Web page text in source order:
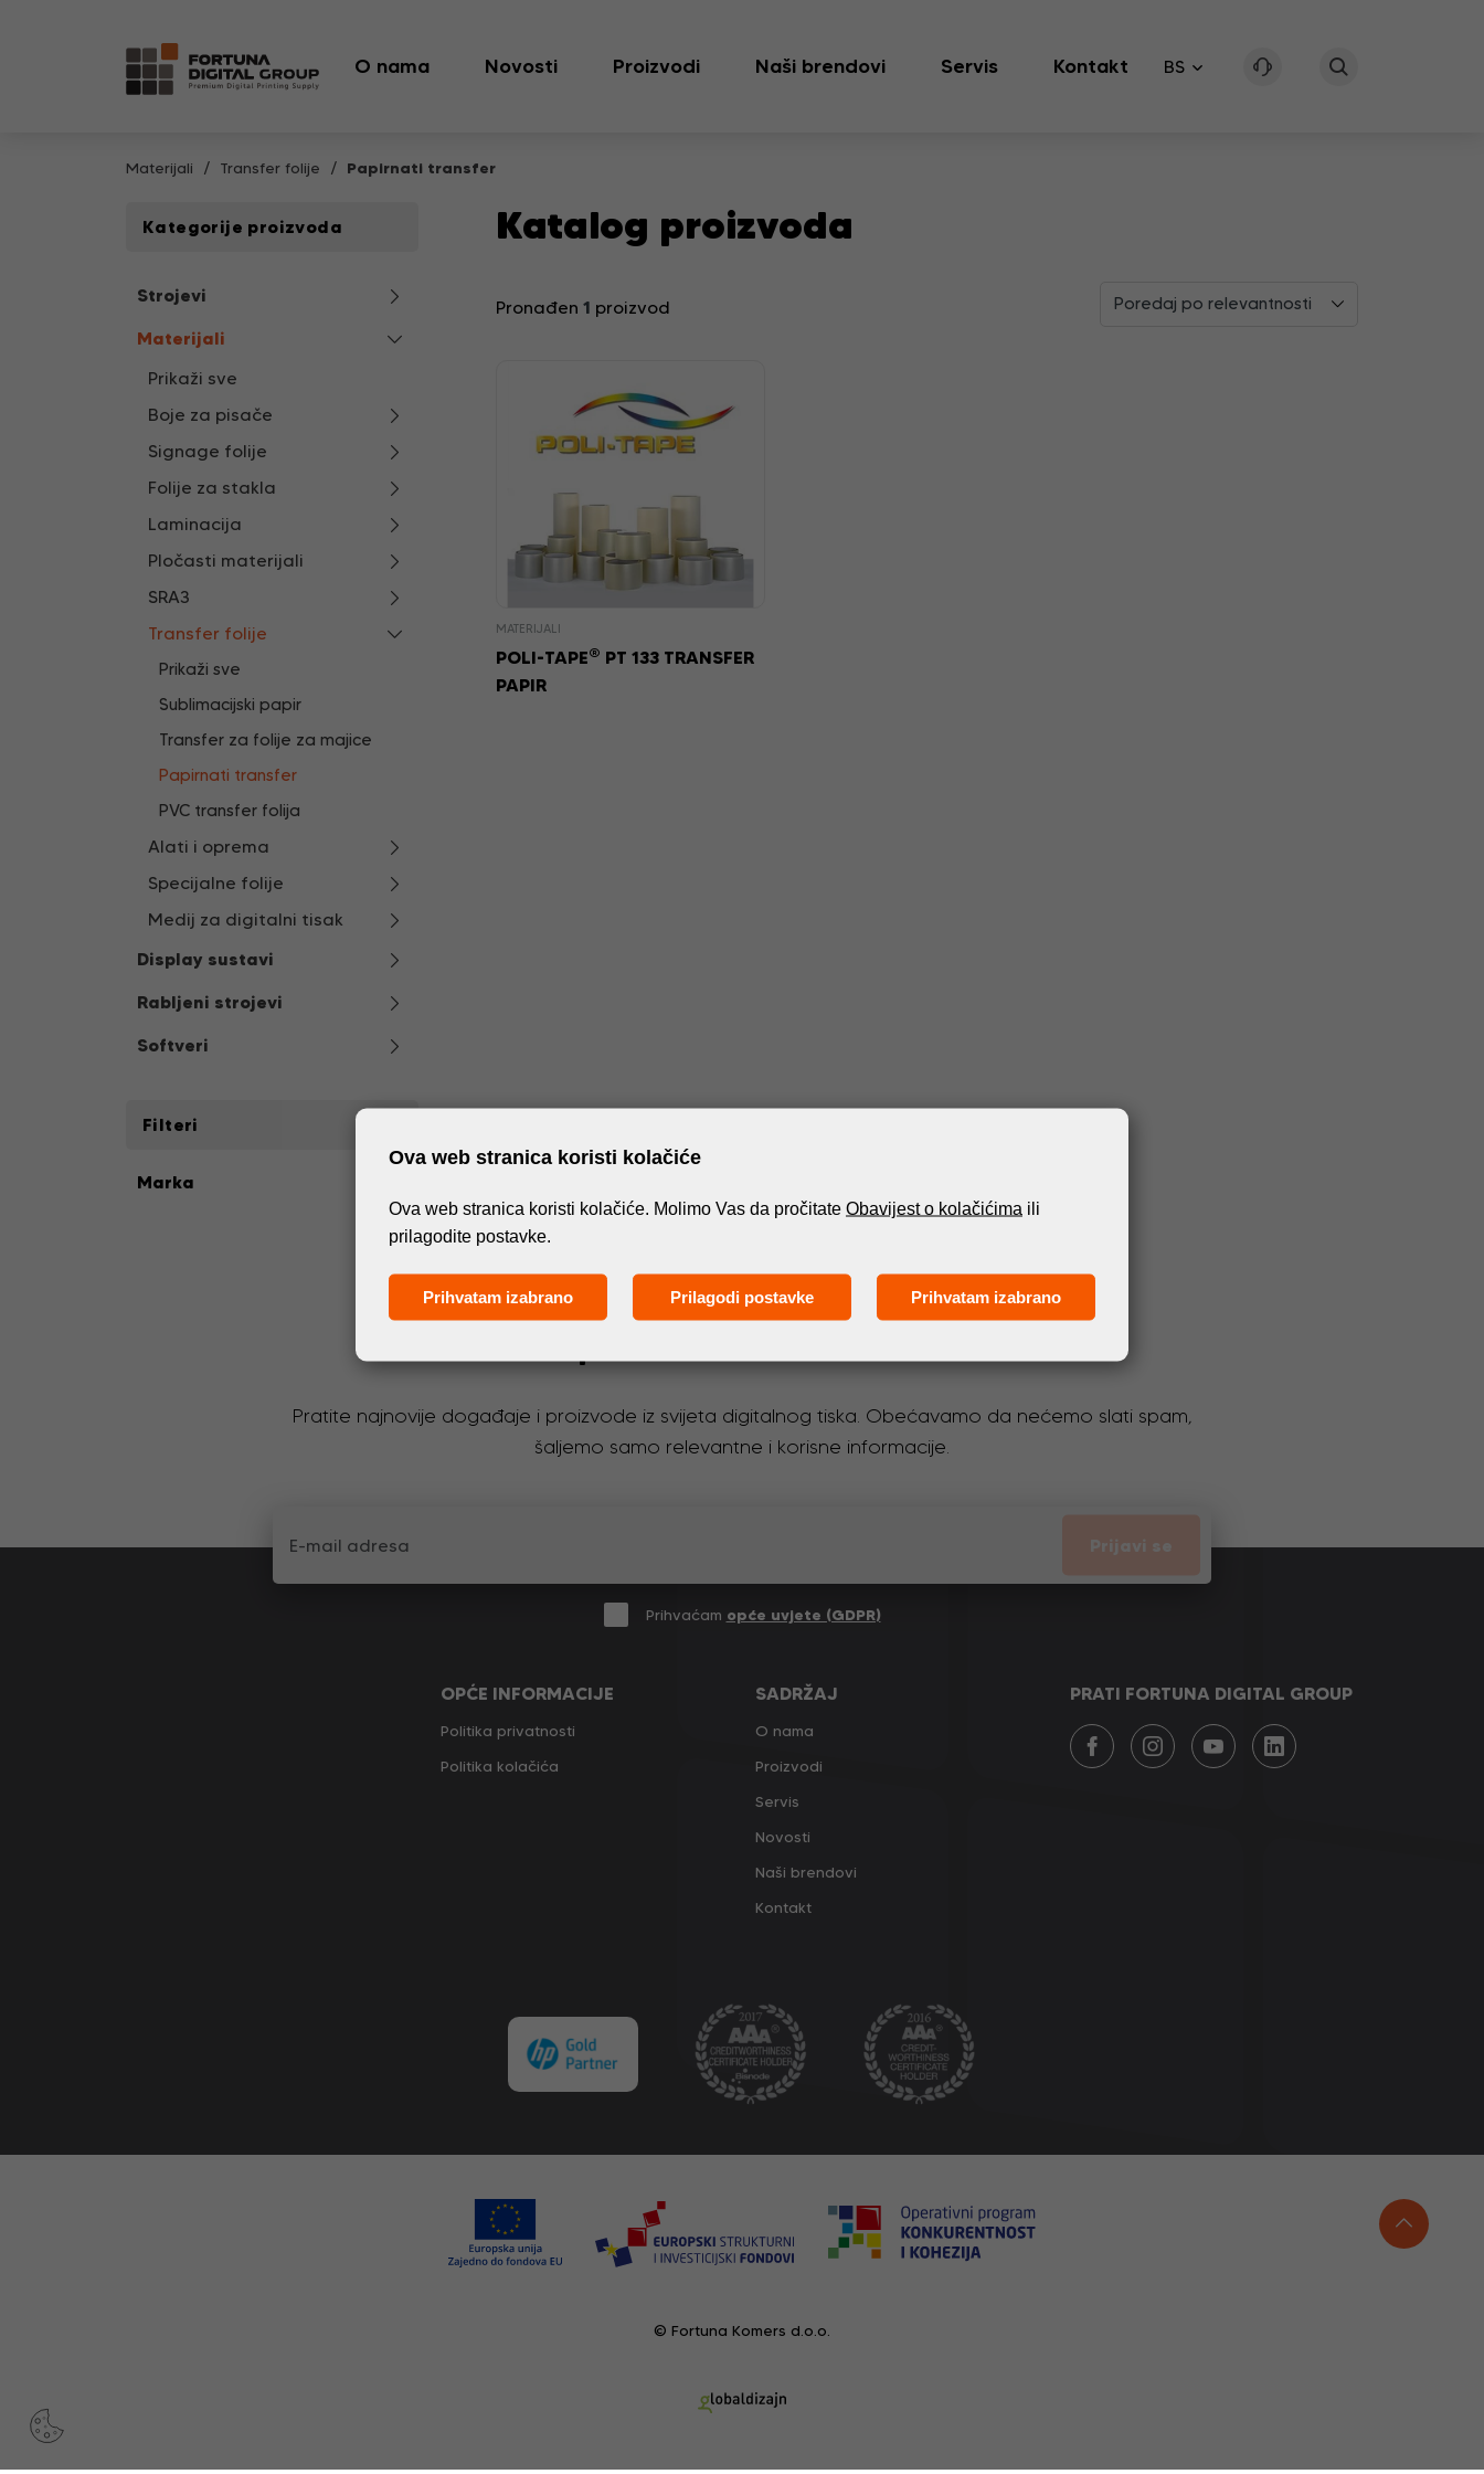
O nama Novosti Proizvodi Naši brendovi Servis Kontakt BS
Materijali Transfer folije Papirnati transfer
Kategorije proizvoda
Strojevi
Materijali
Prikaži sve
Boje za pisače
Signage folije
Folije za stakla
Laminacija
Pločasti materijali
SRA3
Transfer folije
Prikaži sve
Sublimacijski papir
Transfer za folije za majice
Papirnati transfer
PVC transfer folija
Alati i oprema
Specijalne folije
Medij za digitalni tisak
Display sustavi
Rabljeni strojevi
Softveri
Filteri
Marka
Katalog proizvoda
Pronađen 1 proizvod Poredaj po relevantnosti
MATERIJALI
POLI-TAPE® PT 133 TRANSFER
PAPIR
Pratite najnovije događaje i proizvode iz svijeta digitalnog tiska. Obećavamo da nećemo slati spam,
šaljemo samo relevantne i korisne informacije.
Prijavi se
Prihvaćam opće uvjete (GDPR)
OPĆE INFORMACIJE
Politika privatnosti
Politika kolačića
SADRŽAJ
O nama
Proizvodi
Servis
Novosti
Naši brendovi
Kontakt
PRATI FORTUNA DIGITAL GROUP
© Fortuna Komers d.o.o.
Ova web stranica koristi kolačiće
Ova web stranica koristi kolačiće. Molimo Vas da pročitate Obavijest o kolačićima ili
prilagodite postavke.
Prihvatam izabrano Prilagodi postavke Prihvatam izabrano